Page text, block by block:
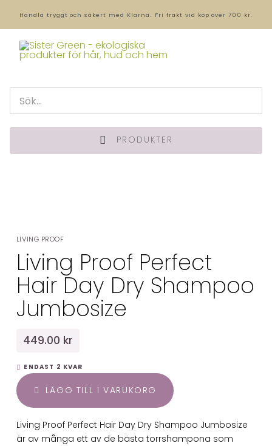
Handla tryggt och säkert med Klarna. Fri frakt vid köp över 700 kr.
PRODUKTER
LIVING PROOF
Living Proof Perfect
Hair Day Dry Shampoo
Jumbosize
449.00 kr
ENDAST 2 KVAR
LÄGG TILL I VARUKORG
Living Proof Perfect Hair Day Dry Shampoo Jumbosize
är av många ett av de bästa torrshampona som